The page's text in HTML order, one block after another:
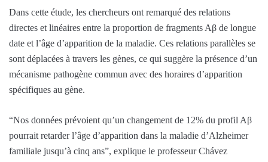
Dans cette étude, les chercheurs ont remarqué des relations
directes et linéaires entre la proportion de fragments Aβ de longue
date et l’âge d’apparition de la maladie. Ces relations parallèles se
sont déplacées à travers les gènes, ce qui suggère la présence d’un
mécanisme pathogène commun avec des horaires d’apparition
spécifiques au gène.
“Nos données prévoient qu’un changement de 12% du profil Aβ
pourrait retarder l’âge d’apparition dans la maladie d’Alzheimer
familiale jusqu’à cinq ans”, explique le professeur Chávez